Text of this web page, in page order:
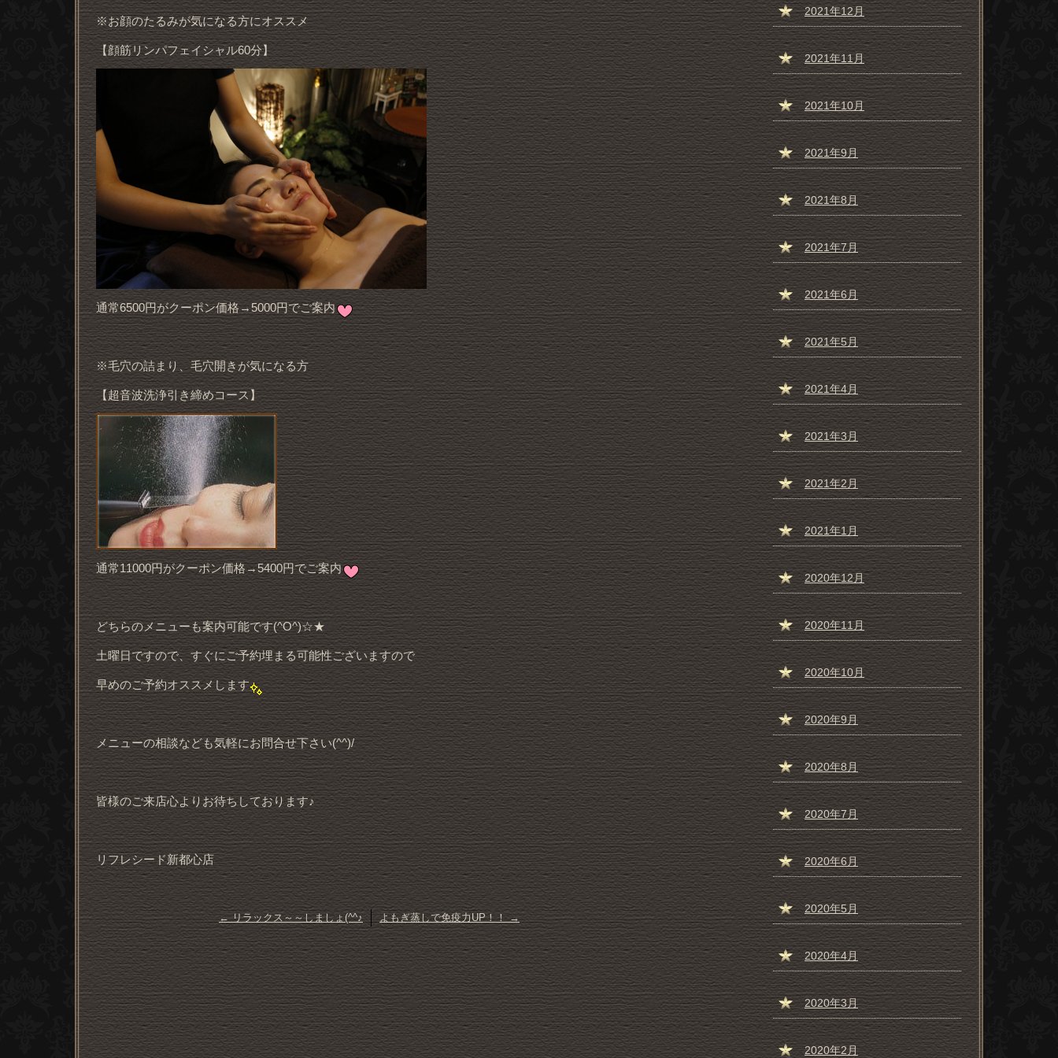
※お顔のたるみが気になる方にオススメ
【顔筋リンパフェイシャル60分】
通常6500円がクーポン価格→5000円でご案内
※毛穴の詰まり、毛穴開きが気になる方
【超音波洗浄引き締めコース】
通常11000円がクーポン価格→5400円でご案内
どちらのメニューも案内可能です(^O^)☆★
土曜日ですので、すぐにご予約埋まる可能性ございますので
早めのご予約オススメします
メニューの相談なども気軽にお問合せ下さい(^^)/
皆様のご来店心よりお待ちしております♪
リフレシード新都心店
←リラックス～～しましょ(^^♪ よもぎ蒸しで免疫力UP！！→
2021年12月
2021年11月
2021年10月
2021年9月
2021年8月
2021年7月
2021年6月
2021年5月
2021年4月
2021年3月
2021年2月
2021年1月
2020年12月
2020年11月
2020年10月
2020年9月
2020年8月
2020年7月
2020年6月
2020年5月
2020年4月
2020年3月
2020年2月